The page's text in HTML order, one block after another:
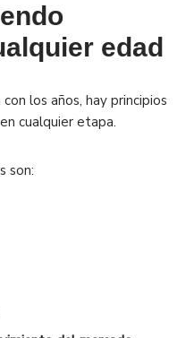
edad
los años, hay principios
cualquier etapa.
son: